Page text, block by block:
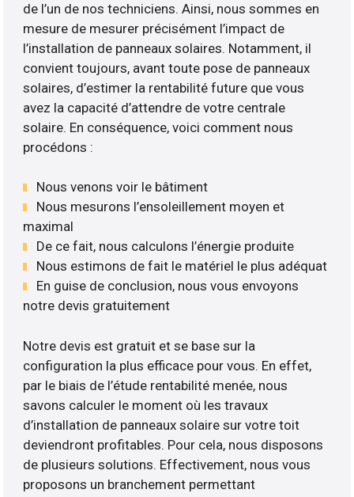
de l’un de nos techniciens. Ainsi, nous sommes en
mesure de mesurer précisément l’impact de
l’installation de panneaux solaires. Notamment, il
convient toujours, avant toute pose de panneaux
solaires, d’estimer la rentabilité future que vous
avez la capacité d’attendre de votre centrale
solaire. En conséquence, voici comment nous
procédons :
Nous venons voir le bâtiment
Nous mesurons l’ensoleillement moyen et
maximal
De ce fait, nous calculons l’énergie produite
Nous estimons de fait le matériel le plus adéquat
En guise de conclusion, nous vous envoyons
notre devis gratuitement
Notre devis est gratuit et se base sur la
configuration la plus efficace pour vous. En effet,
par le biais de l’étude rentabilité menée, nous
savons calculer le moment où les travaux
d’installation de panneaux solaire sur votre toit
deviendront profitables. Pour cela, nous disposons
de plusieurs solutions. Effectivement, nous vous
proposons un branchement permettant